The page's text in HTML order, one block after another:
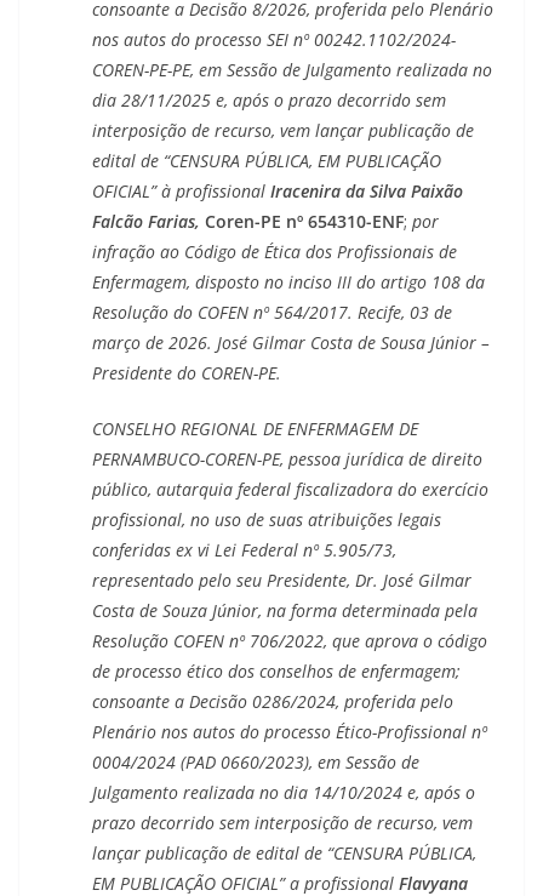
consoante a Decisão 8/2026, proferida pelo Plenário
nos autos do processo SEI nº 00242.1102/2024-
COREN-PE-PE, em Sessão de Julgamento realizada no
dia 28/11/2025 e, após o prazo decorrido sem
interposição de recurso, vem lançar publicação de
edital de “CENSURA PÚBLICA, EM PUBLICAÇÃO
OFICIAL” à profissional Iracenira da Silva Paixão
Falcão Farias, Coren-PE nº 654310-ENF; por
infração ao Código de Ética dos Profissionais de
Enfermagem, disposto no inciso III do artigo 108 da
Resolução do COFEN nº 564/2017. Recife, 03 de
março de 2026. José Gilmar Costa de Sousa Júnior –
Presidente do COREN-PE.
CONSELHO REGIONAL DE ENFERMAGEM DE
PERNAMBUCO-COREN-PE, pessoa jurídica de direito
público, autarquia federal fiscalizadora do exercício
profissional, no uso de suas atribuições legais
conferidas ex vi Lei Federal nº 5.905/73,
representado pelo seu Presidente, Dr. José Gilmar
Costa de Souza Júnior, na forma determinada pela
Resolução COFEN nº 706/2022, que aprova o código
de processo ético dos conselhos de enfermagem;
consoante a Decisão 0286/2024, proferida pelo
Plenário nos autos do processo Ético-Profissional nº
0004/2024 (PAD 0660/2023), em Sessão de
Julgamento realizada no dia 14/10/2024 e, após o
prazo decorrido sem interposição de recurso, vem
lançar publicação de edital de “CENSURA PÚBLICA,
EM PUBLICAÇÃO OFICIAL” a profissional Flavyana